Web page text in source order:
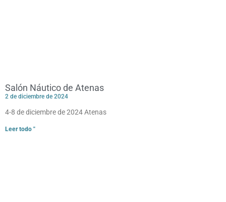
Salón Náutico de Atenas
2 de diciembre de 2024
4-8 de diciembre de 2024 Atenas
Leer todo "